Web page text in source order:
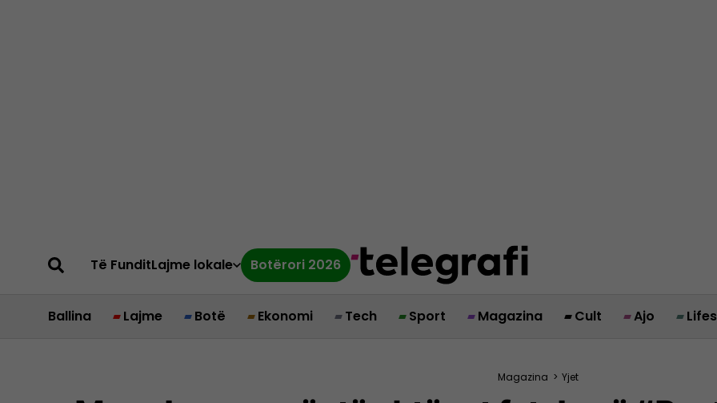
Të FunditLajme lokale Botërori 2026
Ballina Lajme Botë Ekonomi Tech Sport Magazina Cult Ajo
Magazina > Yjet